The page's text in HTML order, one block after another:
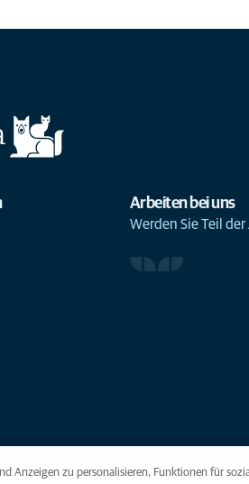
Arbeiten bei uns
Werden Sie Teil
verdient.
Anzeigen zu personalisieren, Funktionen für